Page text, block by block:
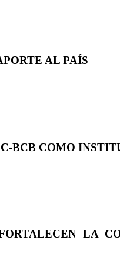
AL PAÍS
BCB COMO
LA